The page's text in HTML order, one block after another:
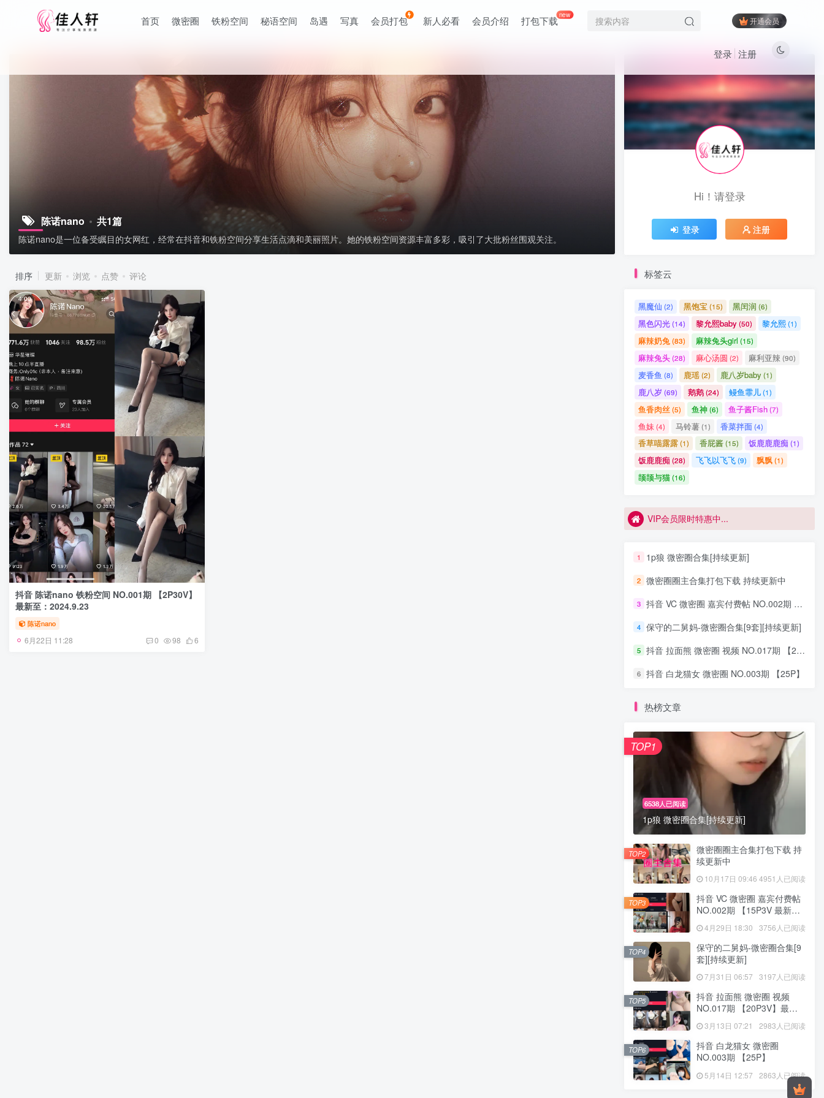
首页 微密圈 铁粉空间 秘语空间 岛遇 写真 会员打包 新人必看 会员介绍 打包下载new
开通会员
登录 注册
陈诺nano 共1篇
陈诺nano是一位备受瞩目的女网红，经常在抖音和铁粉空间分享生活点滴和美丽照片。她的铁粉空间资源丰富多彩，吸引了大批粉丝围观关注。
排序 更新 浏览 点赞 评论
抖音 陈诺nano 铁粉空间 NO.001期 【2P30V】
最新至：2024.9.23
陈诺nano
6月22日 11:28 0 98 6
黑饱宝 (15) 黑闰润(6)
黑色闪光(14) 黎允熙baby (50) 黎允熙(1)
麻辣奶兔(83) 麻辣兔头girl(15)
麻辣兔头(28) 麻心汤圆 (2) 麻利亚辣
鹿瑶(2) 鹿八岁baby
鱼神 (6) 鱼子酱Fish
香草喵露露 (1) 香屁酱 饭鹿鹿鹿痴
VIP会员限时特惠中...
1 1p狼 微密圈合集[持续更新]
微密圈圈主合集打包下载 持续更新中
3 抖音 VC 微密圈 嘉宾付费帖 NO.002期 【15P3V 最新至：2023.8.4
4 保守的二舅妈-微密圈合集[9套][持续更新]
5 抖音 拉面熊 微密圈 视频 NO.017期 【20P3V】最新至：2024.11.12
6 抖音 白龙猫女 微密圈 NO.003期 【25P】
Hi！请登录
登录 注册
标签云
黑魔仙 (2) 黑饱宝 (15) 黑闰润 (6)
黑色闪光(14) 黎允熙baby(50) 黎允熙(1)
麻辣奶兔(83) 麻辣兔头girl (15)
麻辣兔头(28) 麻心汤圆 (2) 麻利亚辣 (90)
麦香鱼 (8) 鹿瑶(2) 鹿八岁baby (1)
鹿八岁 (69) 鹅鹅(24) 鳗鱼霏儿(1)
鱼香肉丝 (5) 鱼神(6) 鱼子酱Fish(7)
鱼妹 (4) 马铃薯(1) 香菜拌面(4)
香草喵露露(1) 香屁酱(15) 饭鹿鹿鹿痴 (1)
饭鹿鹿痴 (28) 飞飞以飞飞(9) 飘飘(1)
颉颉与猫(16)
VIP会员限时特惠中...
VIP会员限时特惠中...
1 1p狼 微密圈合集[持续更新]
2 微密圈圈主合集打包下载 持续更新中
3 抖音 VC 微密圈 嘉宾付费帖 NO.002期 【15P3V 最新至：2023.8.4
4 保守的二舅妈-微密圈合集[9套][持续更新]
5 抖音 拉面熊 微密圈 视频 NO.017期 【20P3V】最新至：2024.11.12
6 抖音 白龙猫女 微密圈 NO.003期 【25P】
热榜文章
6538人已阅读
1p狼 微密圈合集[持续更新]
TOP1
微密圈圈主合集打包下载 持
续更新中
10月17日 09:46 4951人已阅读
TOP2
抖音 VC 微密圈 嘉宾付费帖
NO.002期 【15P3V 最新
至：2023.8.4
4月29日 18:30 3756人已阅读
TOP3
保守的二舅妈-微密圈合集[9
套][持续更新]
7月31日 06:57 3197人已阅读
TOP4
抖音 拉面熊 微密圈 视频
NO.017期 【20P3V】最新
至：2024.11.12
3月13日 07:21 2983人已阅读
TOP5
抖音 白龙猫女 微密圈
NO.003期 【25P】
5月14日 12:57 2863人已阅读
TOP6